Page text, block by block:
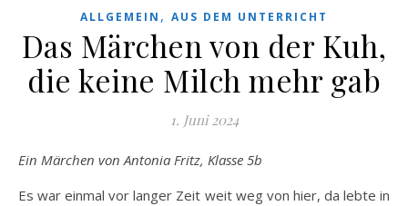
ALLGEMEIN , AUS DEM UNTERRICHT
Das Märchen von der Kuh,
die keine Milch mehr gab
1. Juni 2024
Ein Märchen von Antonia Fritz, Klasse 5b
Es war einmal vor langer Zeit weit weg von hier, da lebte in